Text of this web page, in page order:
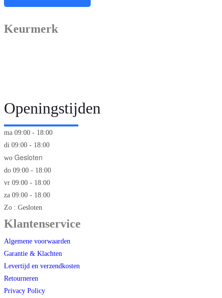
Keurmerk
Openingstijden
ma 09:00 - 18:00
di 09:00 - 18:00
wo Gesloten
do 09:00 - 18:00
vr 09:00 - 18:00
za 09:00 - 18:00
Zo : Gesloten
Klantenservice
Algemene voorwaarden
Garantie & Klachten
Levertijd en verzendkosten
Retourneren
Privacy Policy